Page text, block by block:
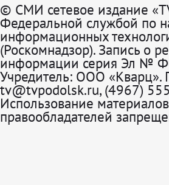
© СМИ сетевое издание
Федеральной службой по
информационных
(Роскомнадзор). Запись о
информации серия Эл №
Учредитель: ООО «Кварц».
tv@tvpodolsk.ru, (4967)
Использование
правообладателей